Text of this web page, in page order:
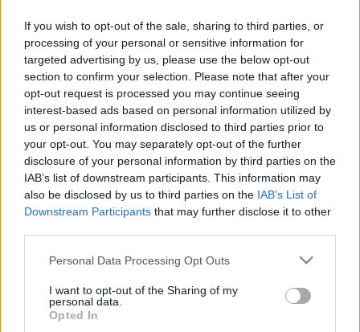
If you wish to opt-out of the sale, sharing to third parties, or
processing of your personal or sensitive information for
targeted advertising by us, please use the below opt-out
section to confirm your selection. Please note that after your
opt-out request is processed you may continue seeing
interest-based ads based on personal information utilized by
us or personal information disclosed to third parties prior to
your opt-out. You may separately opt-out of the further
disclosure of your personal information by third parties on the
IAB’s list of downstream participants. This information may
also be disclosed by us to third parties on the IAB’s List of
Downstream Participants that may further disclose it to other
Please note that this website/app uses one or more Google
not limited to your visit or usage behaviour. You may click to
grant or deny consent to Google and its third-party tags to
use your data for below specified purposes in below Google
Personal Data Processing Opt Outs
I want to opt-out of the Sharing of my
personal data.
Opted In
Választásokkal szentesített diktatúra. (Bruck András
publicista, Facebook.com, 2021. május 23.)
A diktatúra nem egyeztet. Uralkodik. (Kardos András
publicista, Facebook.com, 2022. július 12.)
Puha diktatúra. (Stefano Bottoni félig magyar
történész, rtl.hu, 2023. május 31.)
Politikai okokból ma már csak diktatúrák büntetnek.
(Kukorelly Endre író, Index.hu, 2024. január 18.)
megbuktatni. (Pottyondy Edina publicista,
Az Orbán-rendszer nem totális diktatúra volt, hanem